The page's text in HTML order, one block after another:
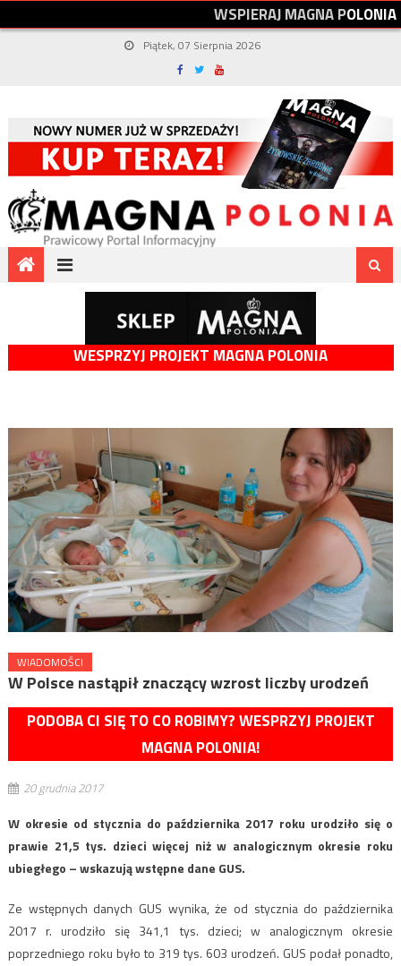
WSPIERAJMAGNAPOLONIA
Piątek, 07 Sierpnia 2026
WESPRZYJ PROJEKT MAGNA POLONIA
WIADOMOŚCI
W Polsce nastąpił znaczący wzrost liczby urodzeń
PODOBA CI SIĘ TO CO ROBIMY? WESPRZYJ PROJEKT
MAGNA POLONIA!
20 grudnia 2017
W okresie od stycznia do października 2017 roku urodziło się o
prawie 21,5 tys. dzieci więcej niż w analogicznym okresie roku
ubiegłego – wskazują wstępne dane GUS.
Ze wstępnych danych GUS wynika, że od stycznia do października
2017 r. urodziło się 341,1 tys. dzieci; w analogicznym okresie
poprzedniego roku było to 319 tys. 603 urodzeń. GUS podał ponadto,